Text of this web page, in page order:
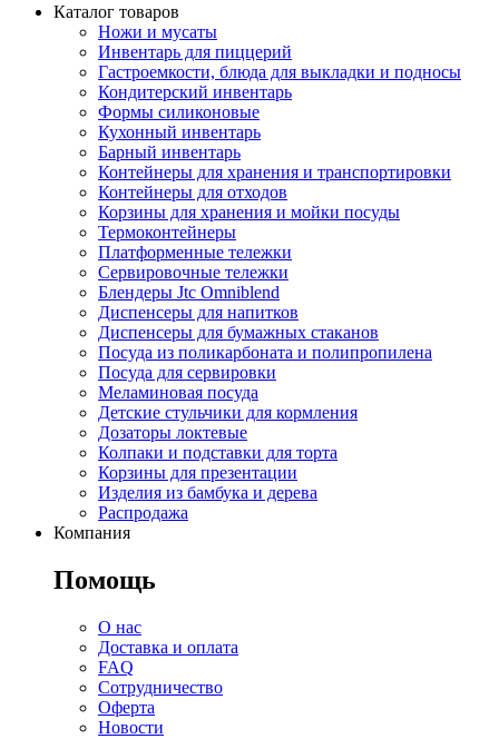
Каталог товаров
Ножи и мусаты
Инвентарь для пиццерий
Гастроемкости, блюда для выкладки и подносы
Кондитерский инвентарь
Формы силиконовые
Кухонный инвентарь
Барный инвентарь
Контейнеры для хранения и транспортировки
Контейнеры для отходов
Корзины для хранения и мойки посуды
Термоконтейнеры
Платформенные тележки
Сервировочные тележки
Блендеры Jtc Omniblend
Диспенсеры для напитков
Диспенсеры для бумажных стаканов
Посуда из поликарбоната и полипропилена
Посуда для сервировки
Меламиновая посуда
Детские стульчики для кормления
Дозаторы локтевые
Колпаки и подставки для торта
Корзины для презентации
Изделия из бамбука и дерева
Распродажа
Компания
Помощь
О нас
Доставка и оплата
FAQ
Сотрудничество
Оферта
Новости